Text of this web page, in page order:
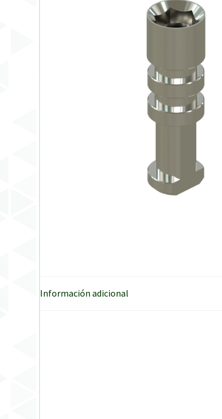
Información adicional